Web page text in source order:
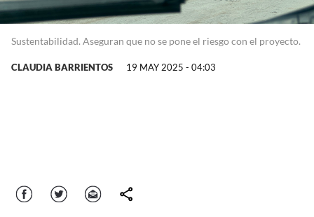
Sustentabilidad. Aseguran que no se pone el riesgo con el proyecto.
CLAUDIA BARRIENTOS 19 MAY 2025 - 04:03
Facebook Twitter Correo comparte